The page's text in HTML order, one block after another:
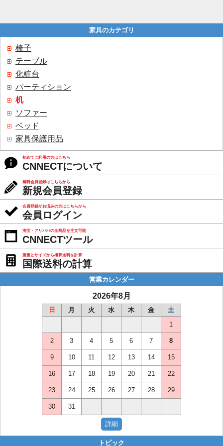
家具のカテゴリ
椅子
テーブル
化粧台
パーティション
机
ソファー
ベッド
家具保護用品
初めてご利用の方はこちら
CNNECTについて
無料会員登録はこちらから
新規会員登録
会員登録がお済みの方はこちらから
会員ログイン
淘宝・アリババの全商品を注文可能
CNNECTツール
重量とサイズから概算送料を計算
国際送料の計算
営業カレンダー
2026年8月
日 月 火 水 木 金
土
1
2 3 4 5 6 7 8
9 10 11 12 13 14 15
16 17 18 19 20 21 22
23 24 25 26 27 28 29
30 31
トピック